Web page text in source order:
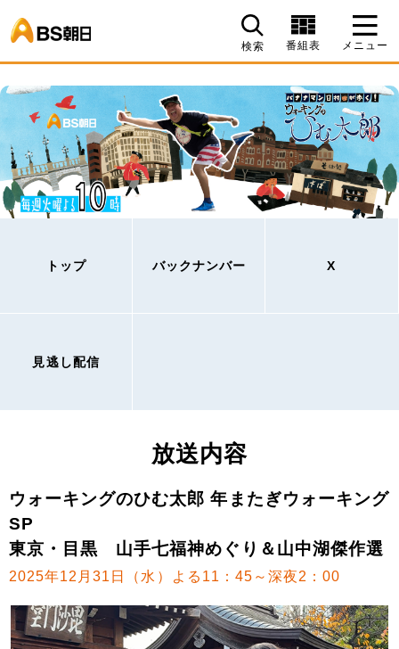
検索 番組表 メニュー
トップ バックナンバー X
見逃し配信
放送内容
ウォーキングのひむ太郎 年またぎウォーキング
SP
東京・目黒 山手七福神めぐり＆山中湖傑作選
2025年12月31日（水）よる11：45～深夜2：00